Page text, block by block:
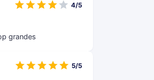
grandes
4/5
5/5